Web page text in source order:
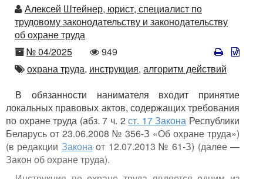
Автор
Алексей Штейнер, юрист, специалист по
трудовому законодательству и законодательству
об охране труда
Номер
№ 04/2025
Количество
просмотров
949
Автор
охрана труда, инструкция, алгоритм действий
В обязанности нанимателя входит принятие
локальных правовых актов, содержащих требования
по охране труда (абз. 7 ч. 2ст. 17 Закона Республики
Беларусь от 23.06.2008 № 356-З «Об охране труда»)
(в редакции Законаот 12.07.2013 № 61-З) (далее —
Закон об охране труда).